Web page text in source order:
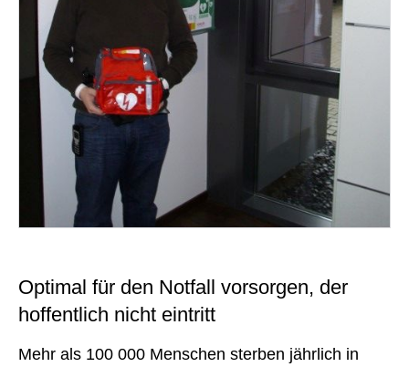
Optimal für den Notfall vorsorgen, der
hoffentlich nicht eintritt
Mehr als 100 000 Menschen sterben jährlich in